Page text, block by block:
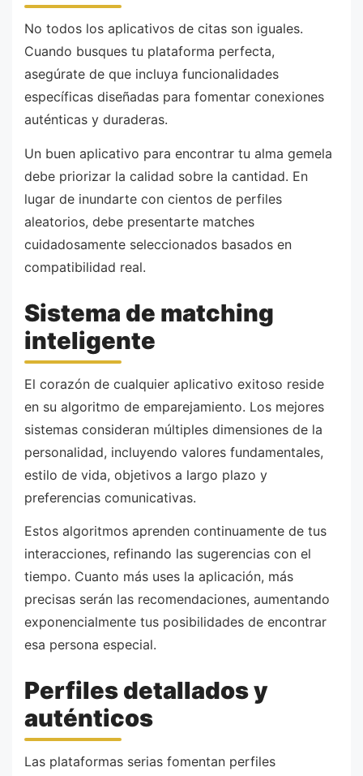
No todos los aplicativos de citas son iguales.
Cuando busques tu plataforma perfecta,
asegúrate de que incluya funcionalidades
específicas diseñadas para fomentar conexiones
auténticas y duraderas.
Un buen aplicativo para encontrar tu alma gemela
debe priorizar la calidad sobre la cantidad. En
lugar de inundarte con cientos de perfiles
aleatorios, debe presentarte matches
cuidadosamente seleccionados basados en
compatibilidad real.
Sistema de matching
inteligente
El corazón de cualquier aplicativo exitoso reside
en su algoritmo de emparejamiento. Los mejores
sistemas consideran múltiples dimensiones de la
personalidad, incluyendo valores fundamentales,
estilo de vida, objetivos a largo plazo y
preferencias comunicativas.
Estos algoritmos aprenden continuamente de tus
interacciones, refinando las sugerencias con el
tiempo. Cuanto más uses la aplicación, más
precisas serán las recomendaciones, aumentando
exponencialmente tus posibilidades de encontrar
esa persona especial.
Perfiles detallados y
auténticos
Las plataformas serias fomentan perfiles